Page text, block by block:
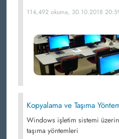
114,492 okuma, 30.10.2018
Kopyalama ve Taşıma
Windows işletim sistemi
taşıma yöntemleri